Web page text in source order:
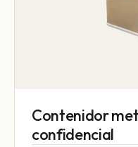
Contenidor
confidencial